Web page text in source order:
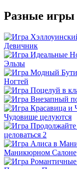
Разные игры
Девичник
Эльзы
Ногтей
Чудовище целуются
целоваться 2
Маникюрном Салоне